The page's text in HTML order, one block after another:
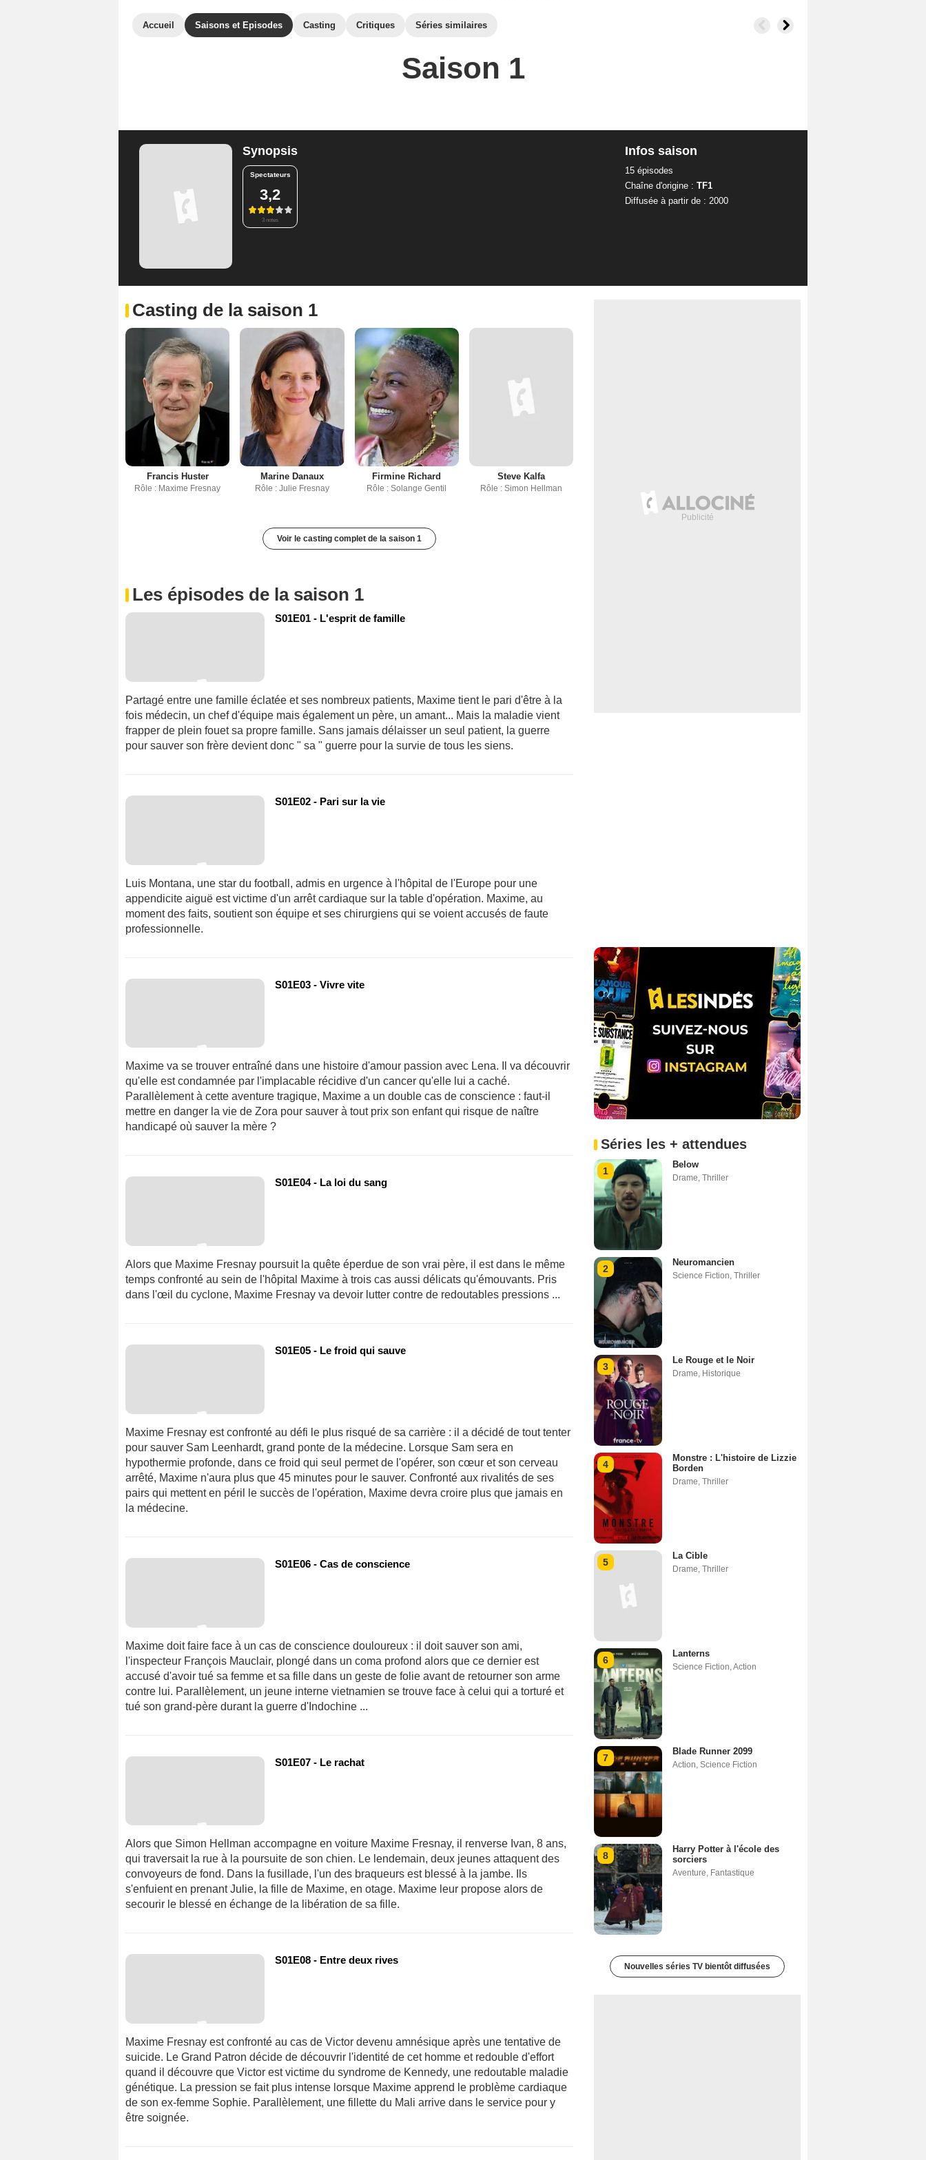
Accueil Saisons et Episodes Casting Critiques Séries similaires
Saison 1
Synopsis
Spectateurs
3,2
3 notes
Infos saison
15 épisodes
Chaîne d'origine : TF1
Diffusée à partir de : 2000
Casting de la saison 1
Francis Huster
Rôle : Maxime Fresnay
Marine Danaux
Rôle : Julie Fresnay
Firmine Richard
Rôle : Solange Gentil
Steve Kalfa
Rôle : Simon Hellman
Voir le casting complet de la saison 1
Les épisodes de la saison 1
S01E01 - L'esprit de famille
Partagé entre une famille éclatée et ses nombreux patients, Maxime tient le pari d'être à la
fois médecin, un chef d'équipe mais également un père, un amant... Mais la maladie vient
frapper de plein fouet sa propre famille. Sans jamais délaisser un seul patient, la guerre
pour sauver son frère devient donc " sa " guerre pour la survie de tous les siens.
S01E02 - Pari sur la vie
Luis Montana, une star du football, admis en urgence à l'hôpital de l'Europe pour une
appendicite aiguë est victime d'un arrêt cardiaque sur la table d'opération. Maxime, au
moment des faits, soutient son équipe et ses chirurgiens qui se voient accusés de faute
professionnelle.
S01E03 - Vivre vite
Maxime va se trouver entraîné dans une histoire d'amour passion avec Lena. Il va découvrir
qu'elle est condamnée par l'implacable récidive d'un cancer qu'elle lui a caché.
Parallèlement à cette aventure tragique, Maxime a un double cas de conscience : faut-il
mettre en danger la vie de Zora pour sauver à tout prix son enfant qui risque de naître
handicapé où sauver la mère ?
S01E04 - La loi du sang
Alors que Maxime Fresnay poursuit la quête éperdue de son vrai père, il est dans le même
temps confronté au sein de l'hôpital Maxime à trois cas aussi délicats qu'émouvants. Pris
dans l'œil du cyclone, Maxime Fresnay va devoir lutter contre de redoutables pressions ...
S01E05 - Le froid qui sauve
Maxime Fresnay est confronté au défi le plus risqué de sa carrière : il a décidé de tout tenter
pour sauver Sam Leenhardt, grand ponte de la médecine. Lorsque Sam sera en
hypothermie profonde, dans ce froid qui seul permet de l'opérer, son cœur et son cerveau
arrêté, Maxime n'aura plus que 45 minutes pour le sauver. Confronté aux rivalités de ses
pairs qui mettent en péril le succès de l'opération, Maxime devra croire plus que jamais en
la médecine.
S01E06 - Cas de conscience
Maxime doit faire face à un cas de conscience douloureux : il doit sauver son ami,
l'inspecteur François Mauclair, plongé dans un coma profond alors que ce dernier est
accusé d'avoir tué sa femme et sa fille dans un geste de folie avant de retourner son arme
contre lui. Parallèlement, un jeune interne vietnamien se trouve face à celui qui a torturé et
tué son grand-père durant la guerre d'Indochine ...
S01E07 - Le rachat
Alors que Simon Hellman accompagne en voiture Maxime Fresnay, il renverse Ivan, 8 ans,
qui traversait la rue à la poursuite de son chien. Le lendemain, deux jeunes attaquent des
convoyeurs de fond. Dans la fusillade, l'un des braqueurs est blessé à la jambe. Ils
s'enfuient en prenant Julie, la fille de Maxime, en otage. Maxime leur propose alors de
secourir le blessé en échange de la libération de sa fille.
S01E08 - Entre deux rives
Maxime Fresnay est confronté au cas de Victor devenu amnésique après une tentative de
suicide. Le Grand Patron décide de découvrir l'identité de cet homme et redouble d'effort
quand il découvre que Victor est victime du syndrome de Kennedy, une redoutable maladie
génétique. La pression se fait plus intense lorsque Maxime apprend le problème cardiaque
de son ex-femme Sophie. Parallèlement, une fillette du Mali arrive dans le service pour y
être soignée.
Séries les + attendues
1
Below
Drame Thriller
2
Neuromancien
Science Fiction Thriller
3
Le Rouge et le Noir
Drame Historique
4
Monstre : L'histoire de Lizzie
Borden
Drame Thriller
5
La Cible
Drame Thriller
6
Lanterns
Science Fiction Action
7
Blade Runner 2099
Action Science Fiction
8
Harry Potter à l'école des
sorciers
Aventure Fantastique
Nouvelles séries TV bientôt diffusées